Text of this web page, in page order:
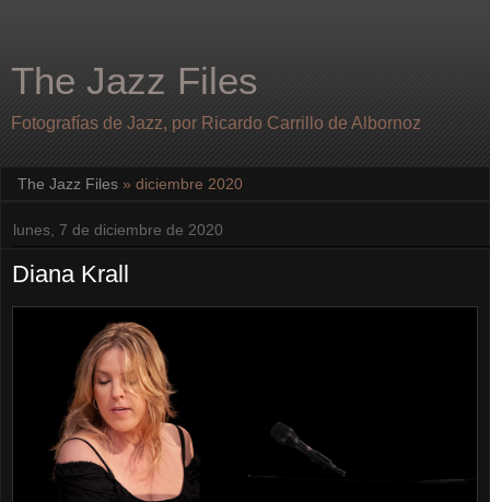
The Jazz Files
Fotografías de Jazz, por Ricardo Carrillo de Albornoz
The Jazz Files » diciembre 2020
lunes, 7 de diciembre de 2020
Diana Krall